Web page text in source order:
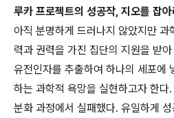
루카 프로젝트의 성공작, 지오를 잡
아직 분명하게 드러나지 않았지만
력과 권력을 가진 집단의 지원을 받
유전인자를 추출하여 하나의 세포에
하는 과학적 욕망을 실현하고자 한
분화 과정에서 실패했다. 유일하게